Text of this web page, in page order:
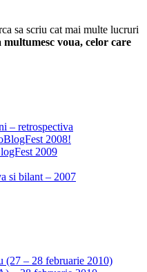
sa scriu cat mai multe lucruri
multumesc voua, celor care
– retrospectiva
2008!
2009
si bilant – 2007
(27 – 28 februarie 2010)